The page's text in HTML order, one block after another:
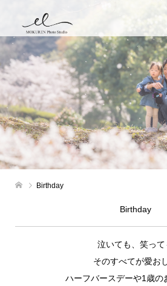
Birthday
Birthday
泣いても、笑って
そのすべてが愛お
ハーフバースデーや1歳の